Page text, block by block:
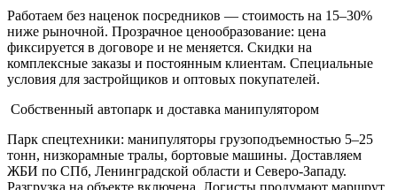
Работаем без наценок посредников — стоимость на 15–30%
ниже рыночной. Прозрачное ценообразование: цена
фиксируется в договоре и не меняется. Скидки на
комплексные заказы и постоянным клиентам. Специальные
условия для застройщиков и оптовых покупателей.
Собственный автопарк и доставка манипулятором
Парк спецтехники: манипуляторы грузоподъемностью 5–25
тонн, низкорамные тралы, бортовые машины. Доставляем
ЖБИ по СПб, Ленинградской области и Северо-Западу.
Разгрузка на объекте включена. Логисты продумают маршрут